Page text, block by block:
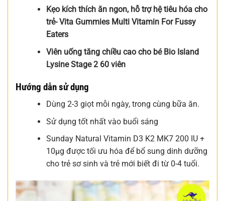
Kẹo kích thích ăn ngon, hỗ trợ hệ tiêu hóa cho
trẻ- Vita Gummies Multi Vitamin For Fussy
Eaters
Viên uống tăng chiều cao cho bé Bio Island
Lysine Stage 2 60 viên
Hướng dẫn sử dụng
Dùng 2-3 giọt mỗi ngày, trong cùng bữa ăn.
Sử dụng tốt nhất vào buổi sáng
Sunday Natural Vitamin D3 K2 MK7 200 IU +
10µg được tối ưu hóa để bổ sung dinh dưỡng
cho trẻ sơ sinh và trẻ mới biết đi từ 0-4 tuổi.